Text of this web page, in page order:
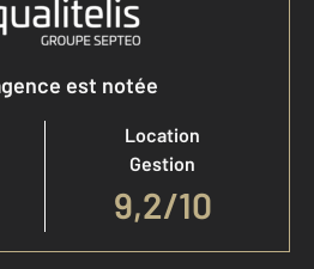
est notée
Location
Gestion
9,2/10